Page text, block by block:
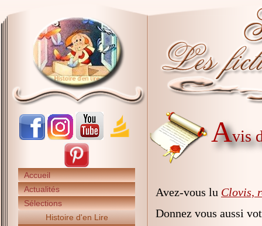
Accueil
Actualités
Sélections
Histoire d'en Lire
Avis
Avez-vous lu Clovis,
Donnez vous aussi